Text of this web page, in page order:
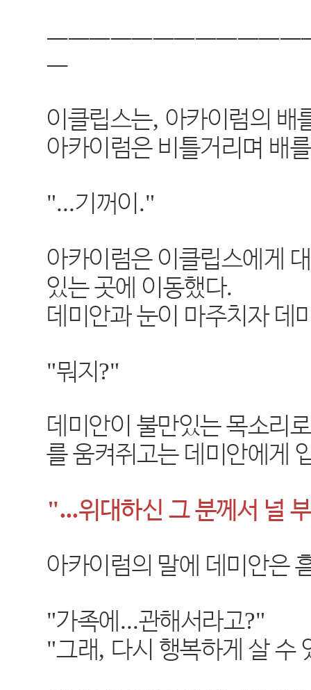
ㅡㅡㅡㅡㅡㅡㅡㅡㅡㅡㅡ
ㅡ
이클립스는, 아카이럼의 배
아카이럼은 비틀거리며 배
"...기꺼이 ."
아카이럼은 이클립스에게
있는 곳에 이동했다.
데미안과 눈이 마주치자 데
"뭐지 ?"
데미안이 불만있는 목소리
를 움켜쥐고는 데미안에게
"...위대하신 그 분께서 널
아카이럼의 말에 데미안은
"가족에 ...관해서라고?"
"그래, 다시 행복하게 살 수